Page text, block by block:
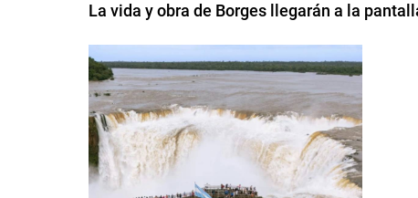
La vida y obra de Borges llegarán a la